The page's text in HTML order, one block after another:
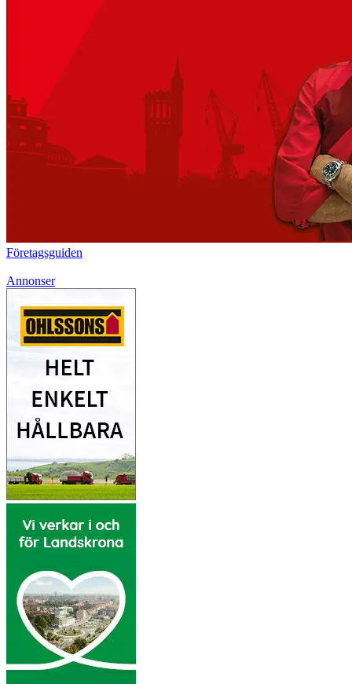
Företagsguiden
Annonser